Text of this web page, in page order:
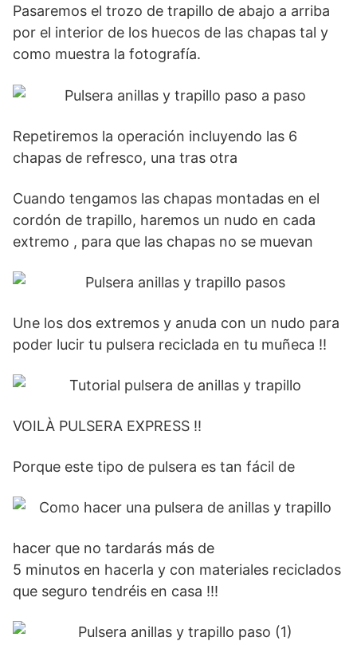
Pasaremos el trozo de trapillo de abajo a arriba
por el interior de los huecos de las chapas tal y
como muestra la fotografía.
Repetiremos la operación incluyendo las 6
chapas de refresco, una tras otra
Cuando tengamos las chapas montadas en el
cordón de trapillo, haremos un nudo en cada
extremo , para que las chapas no se muevan
Une los dos extremos y anuda con un nudo para
poder lucir tu pulsera reciclada en tu muñeca !!
VOILÀ PULSERA EXPRESS !!
Porque este tipo de pulsera es tan fácil de
hacer que no tardarás más de
5 minutos en hacerla y con materiales reciclados
que seguro tendréis en casa !!!